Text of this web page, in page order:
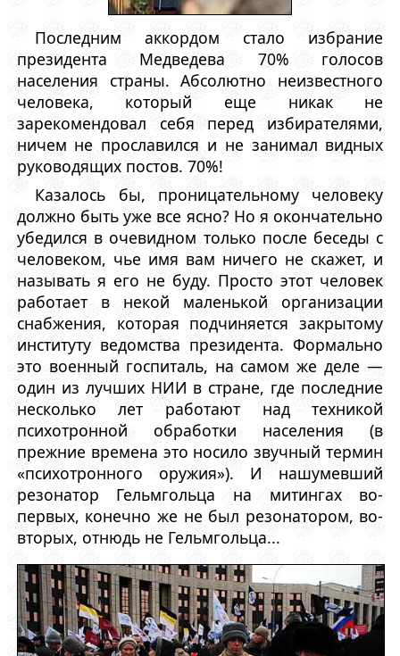
Последним аккордом стало избрание
президента Медведева 70% голосов
населения страны. Абсолютно неизвестного
человека, который еще никак не
зарекомендовал себя перед избирателями,
ничем не прославился и не занимал видных
руководящих постов. 70%!
Казалось бы, проницательному человеку
должно быть уже все ясно? Но я окончательно
убедился в очевидном только после беседы с
человеком, чье имя вам ничего не скажет, и
называть я его не буду. Просто этот человек
работает в некой маленькой организации
снабжения, которая подчиняется закрытому
институту ведомства президента. Формально
это военный госпиталь, на самом же деле —
один из лучших НИИ в стране, где последние
несколько лет работают над техникой
психотронной обработки населения (в
прежние времена это носило звучный термин
«психотронного оружия»). И нашумевший
резонатор Гельмгольца на митингах во-
первых, конечно же не был резонатором, во-
вторых, отнюдь не Гельмгольца...